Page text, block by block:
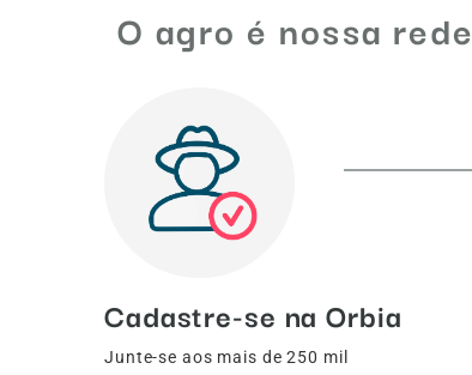
O agro é nossa rede
Cadastre-se na Orbia
Junte-se aos mais de 250 mil